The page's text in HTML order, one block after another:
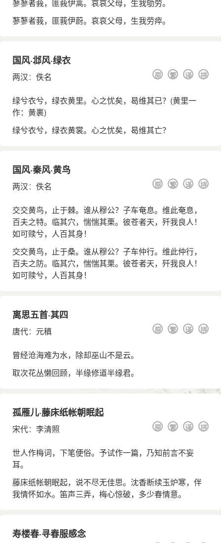
蓼蓼者莪，匪莪伊蒿。哀哀父母，生我劬劳。
蓼蓼者莪，匪莪伊蔚。哀哀父母，生我劳瘁。
国风·邶风·绿衣
两汉： 佚名 拼
译
繁
原
绿兮衣兮，绿衣黄里。心之忧矣，曷维其已？(黄里一
作：黄裹)
绿兮衣兮，绿衣黄裳。心之忧矣，曷维其亡？
国风·秦风·黄鸟
两汉： 佚名 拼
译
繁
原
交交黄鸟，止于棘。谁从穆公？子车奄息。维此奄息，
百夫之特。临其穴，惴惴其栗。彼苍者天，歼我良人！
如可赎兮，人百其身！
交交黄鸟，止于桑。谁从穆公？子车仲行。维此仲行，
百夫之防。临其穴，惴惴其栗。彼苍者天，歼我良人！
如可赎兮，人百其身！
离思五首·其四
唐代： 元稹 拼
译
繁
原
曾经沧海难为水，除却巫山不是云。
取次花丛懒回顾，半缘修道半缘君。
孤雁儿·藤床纸帐朝眠起
宋代： 李清照 拼
译
繁
原
世人作梅词，下笔便俗。予试作一篇，乃知前言不妄
耳。
藤床纸帐朝眠起，说不尽无佳思。沈香断续玉炉寒，伴
我情怀如水。笛声三弄，梅心惊破，多少春情意。
寿楼春·寻春服感念